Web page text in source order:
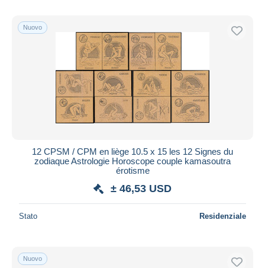
Nuovo
12 CPSM / CPM en liège 10.5 x 15 les 12 Signes du
zodiaque Astrologie Horoscope couple kamasoutra
érotisme
± 46,53 USD
Stato Residenziale
Nuovo